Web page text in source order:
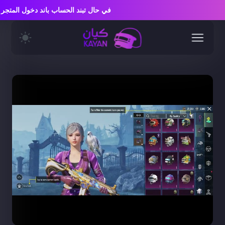
في حال تبند الحساب باند دخول